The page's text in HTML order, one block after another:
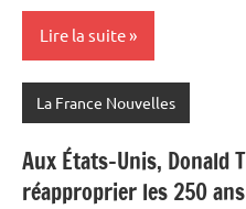
Lire la suite
La France Nouvelles
Aux États-Unis, Donald
réapproprier les 250